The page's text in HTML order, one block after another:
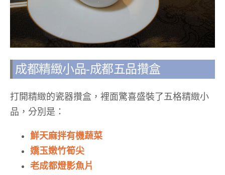
成都精緻小品-成都五品攢盒
打開精緻的瓷器攢盒，裡面驚喜盛裝了五格精緻小
品，分別是：
鮮天麻拌有機蔬菜
嬌玉嫩竹筍尖
老成都燈影魚片